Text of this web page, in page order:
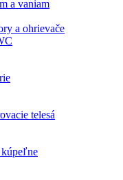
a vaniam
a ohrievače
telesá
kúpeľne